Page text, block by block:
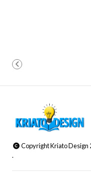
Copyright Kriato Design
.